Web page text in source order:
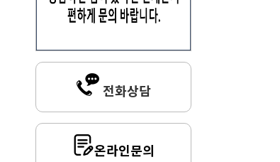
전화상담
온라인문의